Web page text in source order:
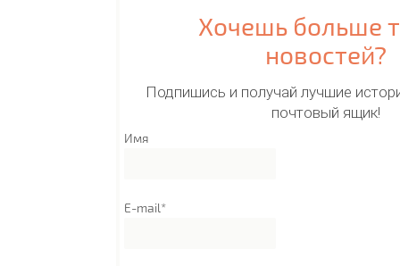
Хочешь больше
новостей?
Подпишись и получай лучшие
почтовый ящик!
Имя
E-mail*